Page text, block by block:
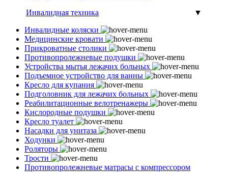
Инвалидная техника
▼
Инвалидные коляски
Медицинские кровати
Прикроватные столики
Противопролежневые подушки
Устройства мытья лежачих больных
Подъемное устройство для ванны
Кресло для купания
Подголовник для лежачих больных
Реабилитационные велотренажеры
Кислородные подушки
Кресло туалет
Насадки для унитаза
Ходунки
Роляторы
Трости
Противопролежневые матрасы с компрессором